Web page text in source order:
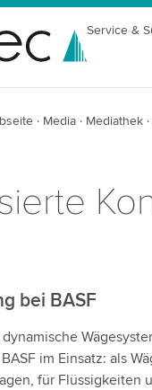
Service &
Media Mediathek
bei BASF
im Einsatz: als
für Flüssigkeiten